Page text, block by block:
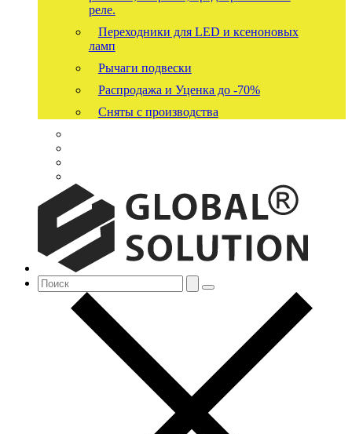
реле.
Переходники для LED и ксеноновых
ламп
Рычаги подвески
Распродажа и Уценка до -70%
Сняты с производства